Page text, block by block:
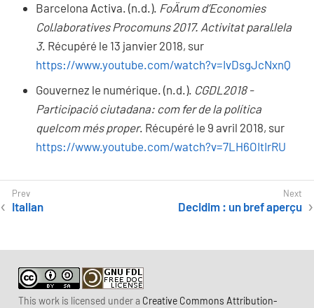
Barcelona Activa. (n.d.). FoÄrum d’Economies
Col·laboratives Procomuns 2017. Activitat paral·lela
3. Récupéré le 13 janvier 2018, sur
https://www.youtube.com/watch?v=IvDsgJcNxnQ
Gouvernez le numérique. (n.d.). CGDL2018 -
Participació ciutadana: com fer de la política
quelcom més proper. Récupéré le 9 avril 2018, sur
https://www.youtube.com/watch?v=7LH6OItIrRU
Italian Decidim : un bref aperçu
This work is licensed under a Creative Commons Attribution-